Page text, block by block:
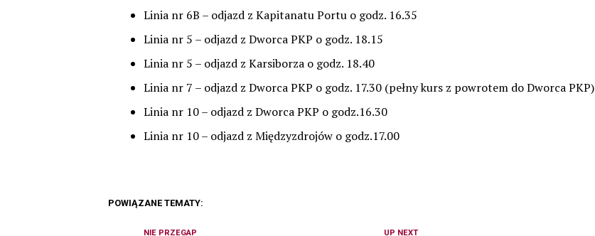
Linia nr 6B – odjazd z Kapitanatu Portu o godz. 16.35
Linia nr 5 – odjazd z Dworca PKP o godz. 18.15
Linia nr 5 – odjazd z Karsiborza o godz. 18.40
Linia nr 7 – odjazd z Dworca PKP o godz. 17.30 (pełny kurs z powrotem do Dworca PKP)
Linia nr 10 – odjazd z Dworca PKP o godz.16.30
Linia nr 10 – odjazd z Międzyzdrojów o godz.17.00
POWIĄZANE TEMATY:
UP NEXT
NIE PRZEGAP